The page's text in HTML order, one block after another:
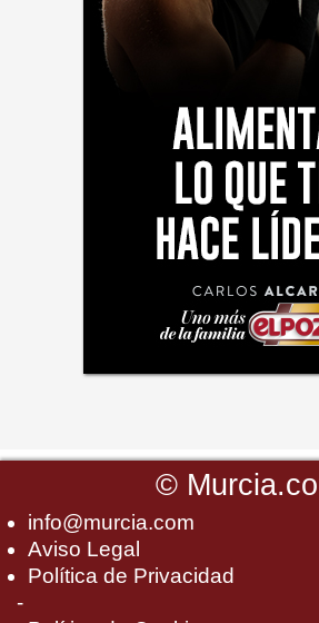
©
info@murcia.com
Aviso Legal
Política de Privacidad
-